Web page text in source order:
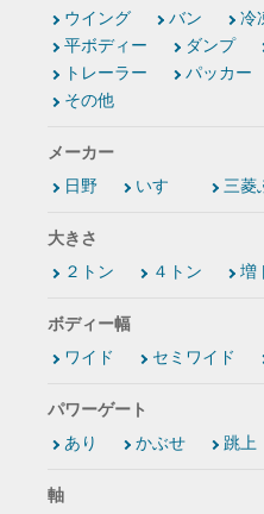
ウイング
バン 冷
平ボディー
ダンプ
トレーラー
パッカー
その他
メーカー
日野
いすゞ 三菱
大きさ
２トン
４トン 増
ボディー幅
ワイド
セミワイド
パワーゲート
あり
かぶせ 跳上
軸